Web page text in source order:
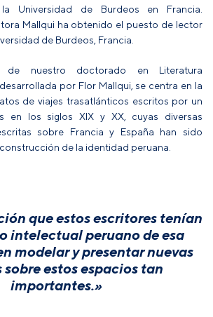
Universidad de Burdeos en Francia.
Mallqui ha obtenido el puesto de lector
de Burdeos, Francia.
de nuestro doctorado en Literatura
por Flor Mallqui, se centra en la
de viajes trasatlánticos escritos por un
en los siglos XIX y XX, cuyas diversas
sobre Francia y España han sido
de la identidad peruana.
que estos escritores tenían
intelectual peruano de esa
modelar y presentar nuevas
estos espacios tan
importantes.»